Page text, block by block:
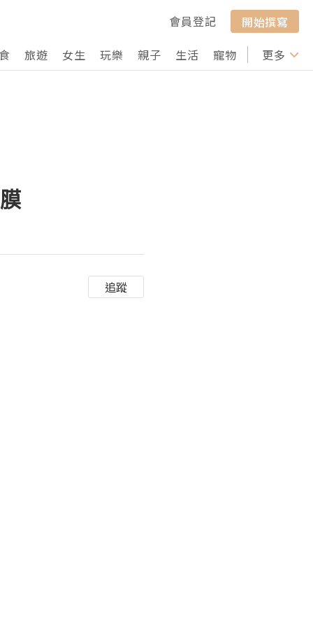
會員登記
開始撰寫
旅遊 女生 玩樂 親子 生活 寵物 行山 打卡
更多
追蹤